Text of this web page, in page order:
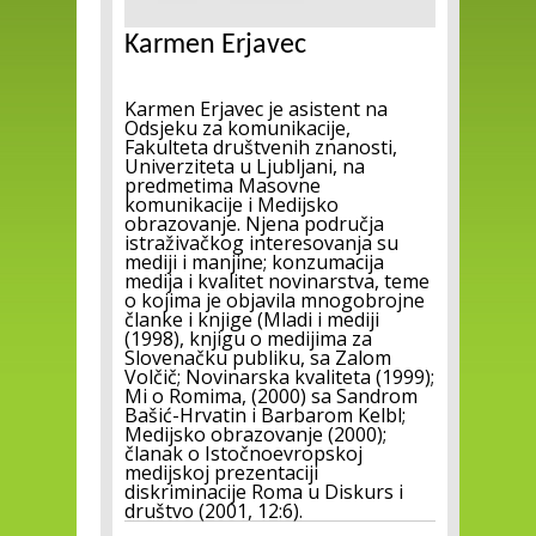
Karmen Erjavec
Karmen Erjavec je asistent na
Odsjeku za komunikacije,
Fakulteta društvenih znanosti,
Univerziteta u Ljubljani, na
predmetima Masovne
komunikacije i Medijsko
obrazovanje. Njena područja
istraživačkog interesovanja su
mediji i manjine; konzumacija
medija i kvalitet novinarstva, teme
o kojima je objavila mnogobrojne
članke i knjige (Mladi i mediji
(1998), knjigu o medijima za
Slovenačku publiku, sa Zalom
Volčič; Novinarska kvaliteta (1999);
Mi o Romima, (2000) sa Sandrom
Bašić-Hrvatin i Barbarom Kelbl;
Medijsko obrazovanje (2000);
članak o Istočnoevropskoj
medijskoj prezentaciji
diskriminacije Roma u Diskurs i
društvo (2001, 12:6).